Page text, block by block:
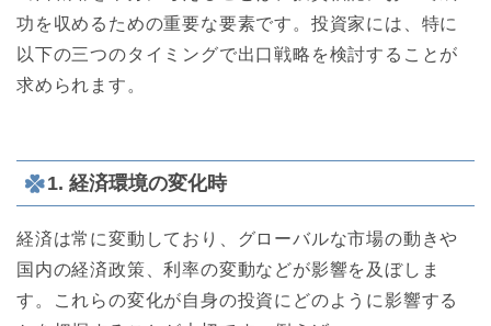
功を収めるための重要な要素です。投資家には、特に
以下の三つのタイミングで出口戦略を検討することが
求められます。
1. 経済環境の変化時
経済は常に変動しており、グローバルな市場の動きや
国内の経済政策、利率の変動などが影響を及ぼしま
す。これらの変化が自身の投資にどのように影響する